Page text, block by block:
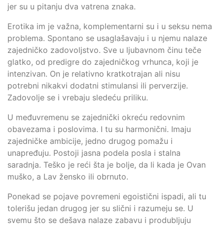
jer su u pitanju dva vatrena znaka.
Erotika im je važna, komplementarni su i u seksu nema
problema. Spontano se usaglašavaju i u njemu nalaze
zajedničko zadovoljstvo. Sve u ljubavnom činu teče
glatko, od predigre do zajedničkog vrhunca, koji je
intenzivan. On je relativno kratkotrajan ali nisu
potrebni nikakvi dodatni stimulansi ili perverzije.
Zadovolje se i vrebaju sledeću priliku.
U međuvremenu se zajednički okreću redovnim
obavezama i poslovima. I tu su harmonični. Imaju
zajedničke ambicije, jedno drugog pomažu i
unapređuju. Postoji jasna podela posla i stalna
saradnja. Teško je reći šta je bolje, da li kada je Ovan
muško, a Lav žensko ili obrnuto.
Ponekad se pojave povremeni egoistični ispadi, ali tu
tolerišu jedan drugog jer su slični i razumeju se. U
svemu što se dešava nalaze zabavu i produbljuju